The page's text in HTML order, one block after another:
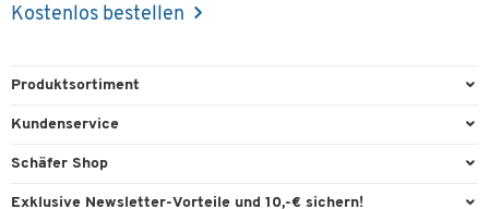
Kostenlos bestellen
Produktsortiment
Büroausstattung
Kundenservice
Direktbestellung
Schäfer Shop
Services & Leistungen
Exklusive Newsletter-Vorteile und 10,-€ sichern!